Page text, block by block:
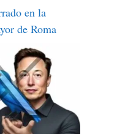
en la
de Roma